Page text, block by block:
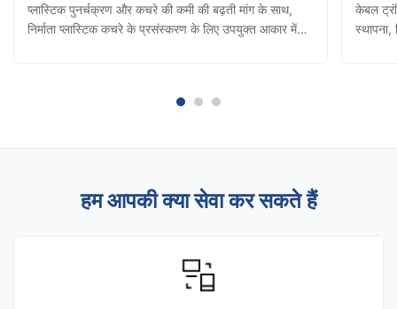
प्लास्टिक पुनर्चक्रण और कचरे की कमी की बढ़ती मांग के साथ,
निर्माता प्लास्टिक कचरे के प्रसंस्करण के लिए उपयुक्त आकार में
केबल
स्थापना,
हम आपकी क्या सेवा कर सकते हैं